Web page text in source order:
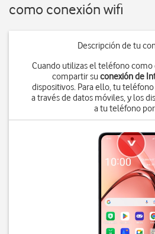
como conexión wifi
Descripción de tu
Cuando utilizas el teléfono como
compartir suconexión de
dispositivos. Para ello, tu
a través de datos móviles, y los
a tu teléfono